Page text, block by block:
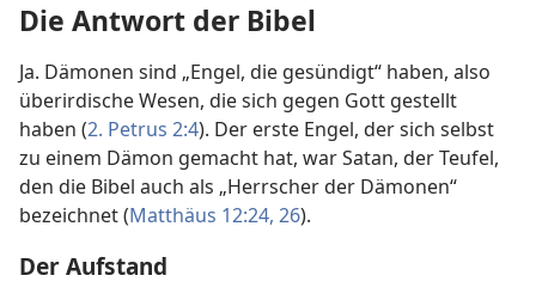
Die Antwort der Bibel
Ja. Dämonen sind „Engel, die gesündigt“ haben, also
überirdische Wesen, die sich gegen Gott gestellt
haben (2. Petrus 2:4). Der erste Engel, der sich selbst
zu einem Dämon gemacht hat, war Satan, der Teufel,
den die Bibel auch als „Herrscher der Dämonen“
bezeichnet (Matthäus 12:24, 26).
Der Aufstand